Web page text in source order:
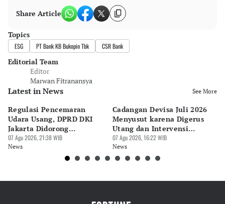
Share Article
Topics
ESG PT Bank KB Bukopin Tbk CSR Bank
Editorial Team
Editor
Marwan Fitranansya
Latest in News See More
Regulasi Pencemaran
Udara Usang, DPRD DKI
Jakarta Didorong
Prioritaskan Revisi Perda
07 Agu 2026, 21:38 WIB
News
Cadangan Devisa Juli 2026
Menyusut karena Digerus
Utang dan Intervensi
Rupiah
07 Agu 2026, 16:22 WIB
News